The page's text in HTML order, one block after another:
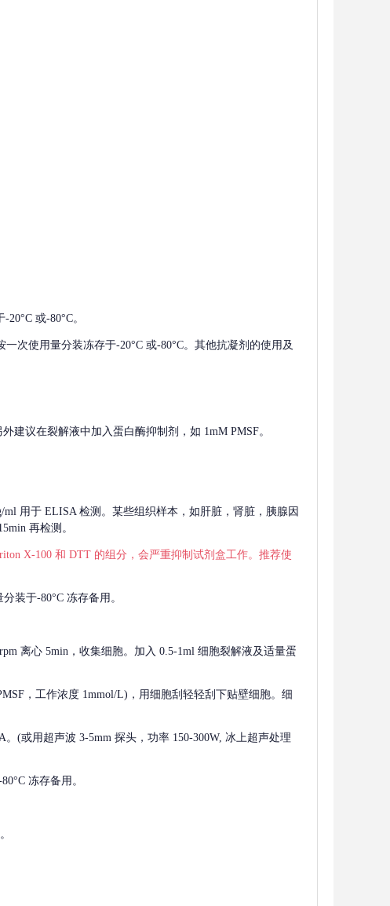
或-80°C。
次使用量分装冻存于-20°C 或-80°C。其他抗凝剂的使用及
建议在裂解液中加入蛋白酶抑制剂，如 1mM PMSF。
用于 ELISA 检测。某些组织样本，如肝脏，肾脏，胰腺因
再检测。
X-100 和 DTT 的组分，会严重抑制试剂盒工作。推荐使
装于-80°C 冻存备用。
离心 5min，收集细胞。加入 0.5-1ml 细胞裂解液及适量蛋
，工作浓度 1mmol/L)，用细胞刮轻轻刮下贴壁细胞。细
(或用超声波 3-5mm 探头，功率 150-300W, 冰上超声处理
冻存备用。